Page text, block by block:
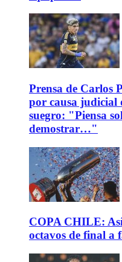
Prensa de Carlos
por causa judicial
suegro: "Piensa
demostrar…"
COPA CHILE:
octavos de final a